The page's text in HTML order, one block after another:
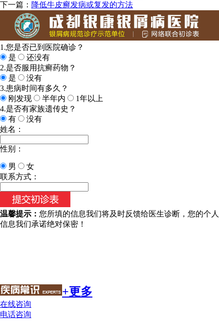
下一篇： 降低牛皮癣发病或复发的方法
1.您是否已到医院确诊？
是
还没有
2.是否服用抗癣药物？
是
没有
3.患病时间有多久？
刚发现
半年内
1年以上
4.是否有家族遗传史？
有
没有
姓名：
性别：
男
女
联系方式：
温馨提示： 您所填的信息我们将及时反馈给医生诊断，您的个人
信息我们承诺绝对保密！
+更多
在线咨询
电话咨询